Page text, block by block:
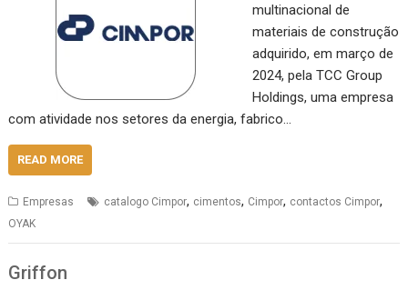
multinacional de
materiais de construção
adquirido, em março de
2024, pela TCC Group
Holdings, uma empresa
com atividade nos setores da energia, fabrico…
READ MORE
Empresas catalogo Cimpor, cimentos, Cimpor, contactos Cimpor,
OYAK
Griffon